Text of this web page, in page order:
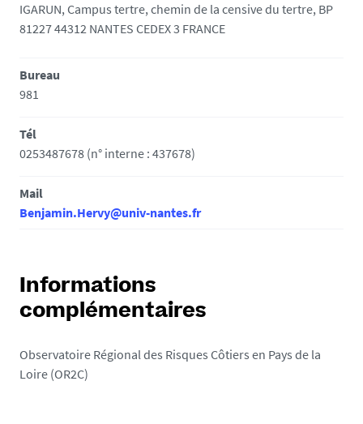
IGARUN, Campus tertre, chemin de la censive du tertre, BP
81227 44312 NANTES CEDEX 3 FRANCE
Bureau
981
Tél
0253487678 (n° interne : 437678)
Mail
Benjamin.Hervy@univ-nantes.fr
Informations
complémentaires
Observatoire Régional des Risques Côtiers en Pays de la
Loire (OR2C)